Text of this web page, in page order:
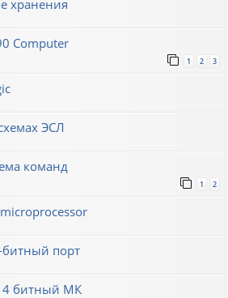
хранения
Computer
1 2 3
ЭСЛ
команд
1 2
порт
4 битный МК